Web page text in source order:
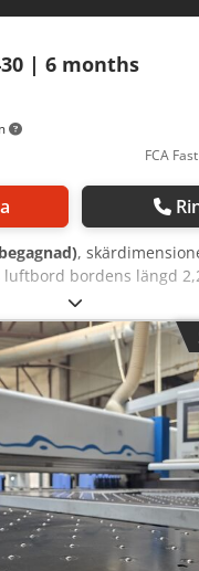
| 6 months
FCA
,
bordens längd
utdragbara
skivor aggregat för
18 kW effekt på
för
för tryckbalken
tillverkningsår 2011
timmar garanti på